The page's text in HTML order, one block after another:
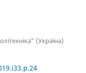
(Україна)